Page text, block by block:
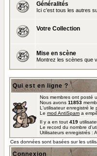
Généralités
Ici c'est tous les autres
Votre Collection
Mise en scène
Montrez les scènes que
Qui est en ligne ?
Nos membres ont posté
Nous avons 11853
L'utilisateur enregistré le
Le mod AntiSpam a
Il y a en tout 419
Le record du nombre
Utilisateurs enregistrés :
Ces données sont basées sur les
Connexion